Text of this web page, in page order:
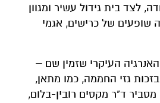
לצד בית גידול עשיר ומגוון
שופעים של כרישים, אגמי
העיקרי שזמין שם –
גזי החממה, כמו מתאן,
ד"ר מקסים רובין-בלום,